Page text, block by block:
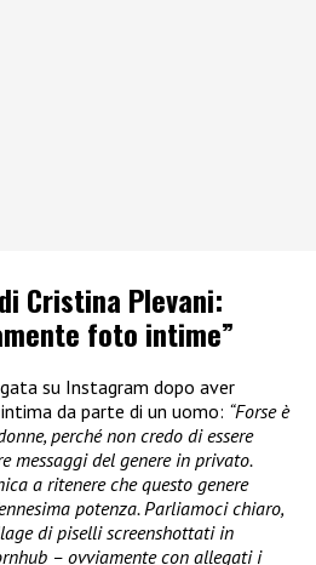
Cristina Plevani:
foto intime”
su Instagram dopo aver
da parte di un uomo: “Forse è
perché non credo di essere
messaggi del genere in privato.
a ritenere che questo genere
potenza. Parliamoci chiaro,
di piselli screenshottati in
– ovviamente con allegati i